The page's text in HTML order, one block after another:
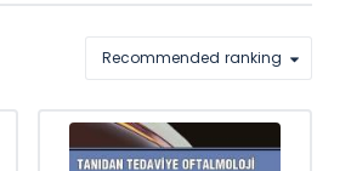
Recommended ranking